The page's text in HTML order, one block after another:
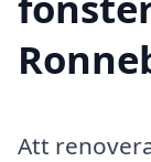
Att